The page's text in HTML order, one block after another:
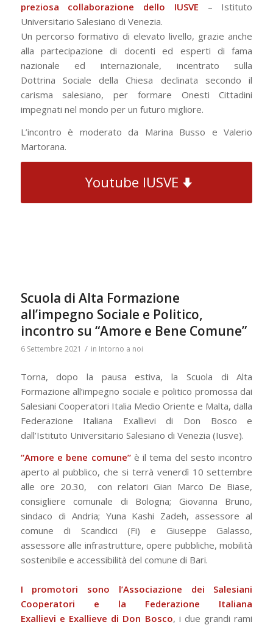
preziosa collaborazione dello IUSVE – Istituto
Universitario Salesiano di Venezia.
Un percorso formativo di elevato livello, grazie anche
alla partecipazione di docenti ed esperti di fama
nazionale ed internazionale, incentrato sulla
Dottrina Sociale della Chiesa declinata secondo il
carisma salesiano, per formare Onesti Cittadini
impegnati nel mondo per un futuro migliore.
L’incontro è moderato da Marina Busso e Valerio
Martorana.
Youtube IUSVE
Scuola di Alta Formazione
all’impegno Sociale e Politico,
incontro su “Amore e Bene Comune”
6 Settembre 2021 / in Intorno a noi
Torna, dopo la pausa estiva, la Scuola di Alta
Formazione all’impegno sociale e politico promossa dai
Salesiani Cooperatori Italia Medio Oriente e Malta, dalla
Federazione Italiana Exallievi di Don Bosco e
dall’Istituto Universitario Salesiano di Venezia (Iusve).
“Amore e bene comune”è il tema del sesto incontro
aperto al pubblico, che si terrà venerdì 10 settembre
alle ore 20.30, con relatori Gian Marco De Biase,
consigliere comunale di Bologna; Giovanna Bruno,
sindaco di Andria; Yuna Kashi Zadeh, assessore al
comune di Scandicci (Fi) e Giuseppe Galasso,
assessore alle infrastrutture, opere pubbliche, mobilità
sostenibile e accessibilità del comune di Bari.
I promotori sono l’Associazione dei Salesiani
Cooperatori e la Federazione Italiana
Exallievi e Exallieve di Don Bosco, i due grandi rami